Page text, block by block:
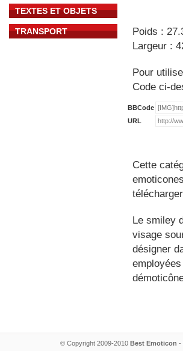
TEXTES ET OBJETS
TRANSPORT
Poids :
Largeur :
Pour
Code ci-
BBCode
URL
Cette
Le smiley
visage
désigner
© Copyright 2009-2010 Best Emoticon -